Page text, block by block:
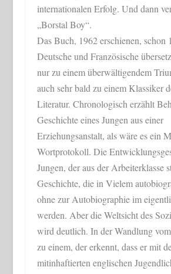
internationalen Erfolg. Und dann
„Borstal Boy“.
Das Buch, 1962 erschienen, schon
Deutsche und Französische
nur zu einem überwältigendem
auch sehr bald zu einem Klassiker
Literatur. Chronologisch erzählt
Geschichte eines Jungen aus einer
Erziehungsanstalt, als wäre es ein
Wortprotokoll. Die
Jungen, der aus der Arbeiterklasse
Geschichte, die in Vielem
ohne zur Autobiographie im
werden. Aber die Weltsicht des
wird deutlich. In der Wandlung
zu einem, der erkennt, dass er mit
mitinhaftierten englischen